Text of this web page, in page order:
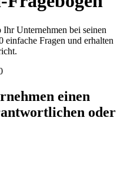
Unternehmen bei seinen
einfache Fragen und erhalten
einen
oder